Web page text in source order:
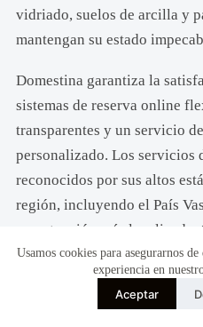
Usamos cookies para asegurarnos
experiencia en
Aceptar
vidriado, suelos de arcilla y
mantengan su estado
Domestina garantiza la
sistemas de reserva online
transparentes y un servicio
personalizado. Los servicios
reconocidos por sus altos
región, incluyendo el País
una atención más
Grupo Pamares ofrecen
Además, estos servicios van